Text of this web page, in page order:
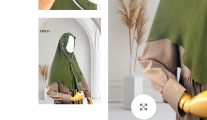
Click to enlarge